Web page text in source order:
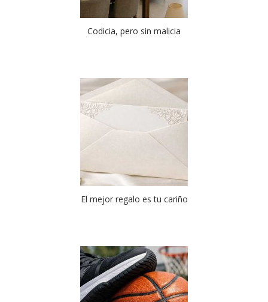
Codicia, pero sin malicia
El mejor regalo es tu cariño